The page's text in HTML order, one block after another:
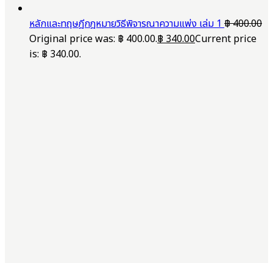
หลักและทฤษฎีกฎหมายวิธีพิจารณาความแพ่ง เล่ม 1฿400.00
Original price was: ฿ 400.00.฿340.00Current price
is: ฿ 340.00.